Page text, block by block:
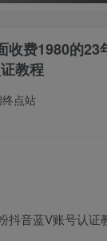
收费1980的
教程
点站
抖音蓝V账号认证